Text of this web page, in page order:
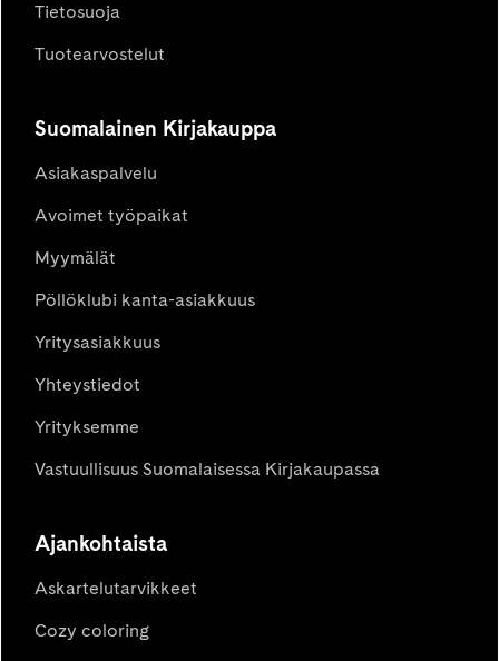
Tietosuoja
Tuotearvostelut
Suomalainen Kirjakauppa
Asiakaspalvelu
Avoimet työpaikat
Myymälät
Pöllöklubi kanta-asiakkuus
Yritysasiakkuus
Yhteystiedot
Yrityksemme
Vastuullisuus Suomalaisessa Kirjakaupassa
Ajankohtaista
Askartelutarvikkeet
Cozy coloring